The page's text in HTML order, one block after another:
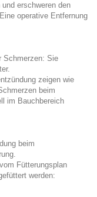
erschweren den
operative Entfernung
Schmerzen: Sie
zeigen wie
beim
im Bauchbereich
beim
Fütterungsplan
werden: